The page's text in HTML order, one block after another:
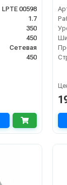
LPTE 00598
1.7
350
450
Сетевая
450